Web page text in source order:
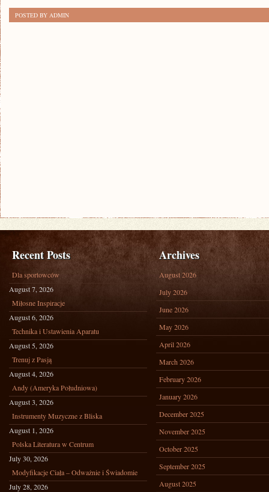
POSTED BY ADMIN
Recent Posts
Dla sportowców
August 7, 2026
Miłosne Inspiracje
August 6, 2026
Technika i Ustawienia Aparatu
August 5, 2026
Trenuj z Pasją
August 4, 2026
Andy (Ameryka Południowa)
August 3, 2026
Instrumenty Muzyczne z Bliska
August 1, 2026
Polska Literatura w Centrum
July 30, 2026
Modyfikacje Ciała – Odważnie i Świadomie
July 28, 2026
Archives
August 2026
July 2026
June 2026
May 2026
April 2026
March 2026
February 2026
January 2026
December 2025
November 2025
October 2025
September 2025
August 2025